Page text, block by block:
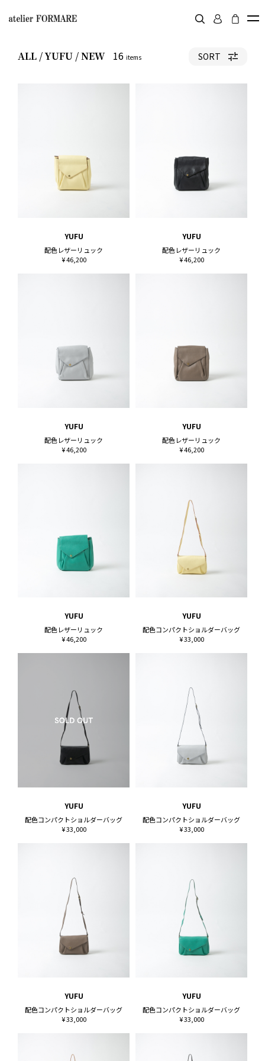
ALL / YUFU / NEW 16 items SORT
YUFU
配色レザーリュック
¥ 46,200
YUFU
配色レザーリュック
¥ 46,200
YUFU
配色レザーリュック
¥ 46,200
YUFU
配色レザーリュック
¥ 46,200
YUFU
配色レザーリュック
¥ 46,200
YUFU
配色コンパクトショルダーバッグ
¥ 33,000
YUFU
配色コンパクトショルダーバッグ
¥ 33,000
YUFU
配色コンパクトショルダーバッグ
¥ 33,000
YUFU
配色コンパクトショルダーバッグ
¥ 33,000
YUFU
配色コンパクトショルダーバッグ
¥ 33,000